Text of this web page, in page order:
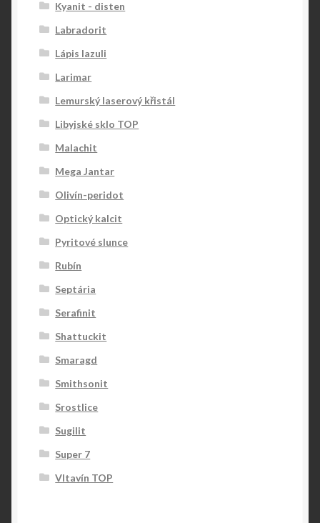
Kyanit - disten
Labradorit
Lápis lazuli
Larimar
Lemurský laserový křistál
Libyjské sklo TOP
Malachit
Mega Jantar
Olivín-peridot
Optický kalcit
Pyritové slunce
Rubín
Septária
Serafinit
Shattuckit
Smaragd
Smithsonit
Srostlice
Sugilit
Super 7
Vltavín TOP